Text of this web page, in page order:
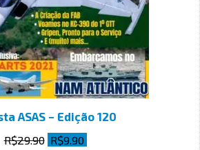
ASAS – Edição 120
R$29.90 R$9.90